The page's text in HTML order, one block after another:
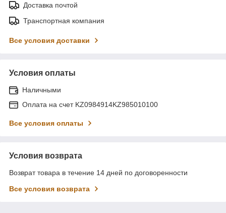
Доставка почтой
Транспортная компания
Все условия доставки
Условия оплаты
Наличными
Оплата на счет KZ0984914KZ985010100
Все условия оплаты
Условия возврата
Возврат товара в течение 14 дней по договоренности
Все условия возврата